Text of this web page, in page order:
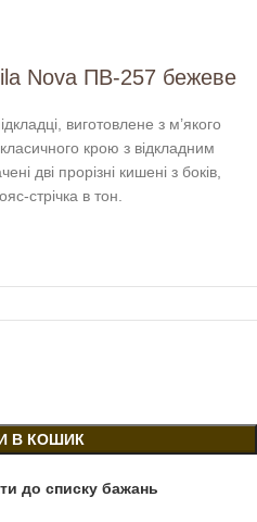
Nova ПВ-257 бежеве
виготовлене з м’якого
крою з відкладним
дві прорізні кишені з боків,
стрічка в тон.
В КОШИК
до списку бажань